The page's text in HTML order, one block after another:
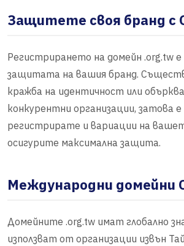
Защитете своя бранд с
Регистрирането на домейн .org.tw
защитата на вашия бранд.
кражба на идентичност или
конкурентни организации, затова
регистрирате и вариации на
осигурите максимална защита.
Международни домейни
Домейните .org.tw имат глобално
използват от организации извън